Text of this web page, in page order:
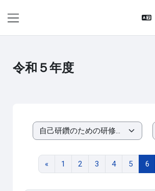
令和５年度
コースカテゴリ
«前のページ
1 ページ 1
2 ページ 2
3 ページ 3
4ページ 4
5ページ
6